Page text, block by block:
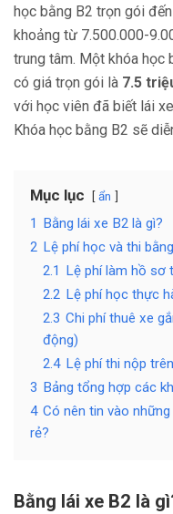
học bằng B2 trọn gói
khoảng từ 7.500.000-
trung tâm. Một khóa học
có giá trọn gói là 7.5
với học viên đã biết lái
Khóa học bằng B2 sẽ
Mục lục ẩn
1 Bằng lái xe B2 là gì?
2 Lệ phí học và thi
2.1 Lệ phí làm hồ sơ
2.2 Lệ phí học thực
2.3 Chi phí thuê xe
động)
2.4 Lệ phí thi nộp
3 Bảng tổng hợp các
4 Có nên tin vào
rẻ?
Bằng lái xe B2 là